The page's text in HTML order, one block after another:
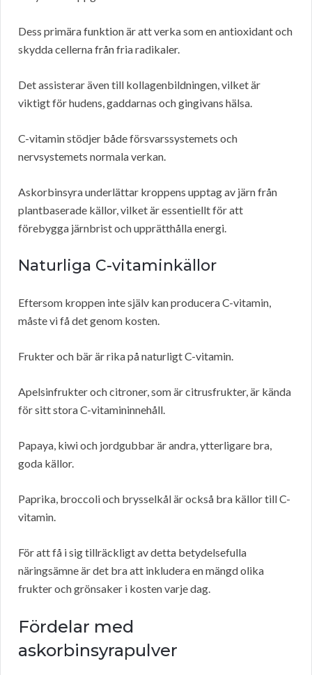
Dess primära funktion är att verka som en antioxidant och
skydda cellerna från fria radikaler.
Det assisterar även till kollagenbildningen, vilket är
viktigt för hudens, gaddarnas och gingivans hälsa.
C-vitamin stödjer både försvarssystemets och
nervsystemets normala verkan.
Askorbinsyra underlättar kroppens upptag av järn från
plantbaserade källor, vilket är essentiellt för att
förebygga järnbrist och upprätthålla energi.
Naturliga C-vitaminkällor
Eftersom kroppen inte själv kan producera C-vitamin,
måste vi få det genom kosten.
Frukter och bär är rika på naturligt C-vitamin.
Apelsinfrukter och citroner, som är citrusfrukter, är kända
för sitt stora C-vitamininnehåll.
Papaya, kiwi och jordgubbar är andra, ytterligare bra,
goda källor.
Paprika, broccoli och brysselkål är också bra källor till C-
vitamin.
För att få i sig tillräckligt av detta betydelsefulla
näringsämne är det bra att inkludera en mängd olika
frukter och grönsaker i kosten varje dag.
Fördelar med
askorbinsyrapulver